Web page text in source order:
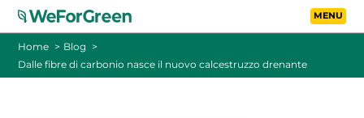
Vai al contenuto
Home
Blog
Dalle fibre di carbonio nasce il nuovo calcestruzzo drenante